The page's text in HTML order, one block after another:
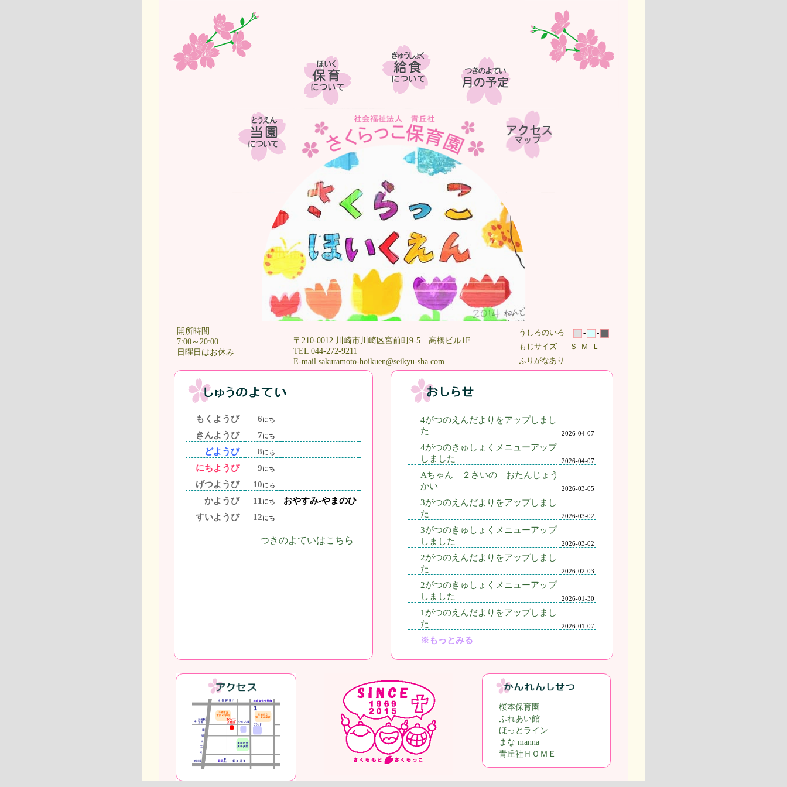
開所時間
7:00～20:00
日曜日はお休み
〒210-0012 川崎市川崎区宮前町9-5 高橋ビル1F
TEL 044-272-9211
E-mail sakuramoto-hoikuen@seikyu-sha.com
うしろのいろ -
-
もじサイズ
Ｓ - Ｍ- Ｌ
ふりがなあり
もくようび 6にち
きんようび 7にち
どようび 8にち
にちようび 9にち
げつようび 10にち
かようび 11 にち
おやすみ-やまのひ
すいようび
12にち
つきのよていはこちら
4がつのえんだよりをアップしまし
た
2026-04-07
4がつのきゅしょくメニューアップ
しました
2026-04-07
Aちゃん ２さいの おたんじょう
かい
2026-03-05
3がつのえんだよりをアップしまし
た
2026-03-02
3がつのきゅしょくメニューアップ
しました
2026-03-02
2がつのえんだよりをアップしまし
た
2026-02-03
2がつのきゅしょくメニューアップ
しました
2026-01-30
1がつのえんだよりをアップしまし
た
2026-01-07
※もっとみる
桜本保育園
ふれあい館
ほっとライン
まな manna
青丘社ＨＯＭＥ